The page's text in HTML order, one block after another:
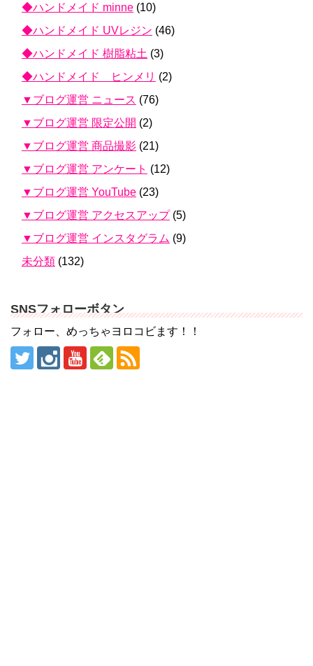
◆ハンドメイド minne (10)
◆ハンドメイド UVレジン (46)
◆ハンドメイド 樹脂粘土 (3)
◆ハンドメイド ヒンメリ (2)
▼ブログ運営 ニュース (76)
▼ブログ運営 限定公開 (2)
▼ブログ運営 商品撮影 (21)
▼ブログ運営 アンケート (12)
▼ブログ運営 YouTube (23)
▼ブログ運営 アクセスアップ(5)
▼ブログ運営 インスタグラム (9)
未分類 (132)
SNSフォローボタン
フォロー、めっちゃヨロコビます！！